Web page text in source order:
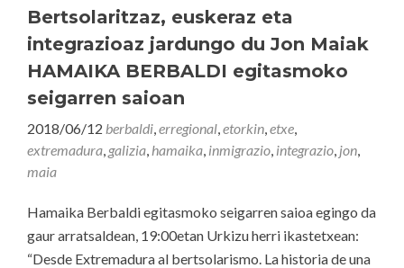
Bertsolaritzaz, euskeraz eta
integrazioaz jardungo du Jon Maiak
HAMAIKA BERBALDI egitasmoko
seigarren saioan
2018/06/12 berbaldi,erregional,etorkin,etxe,
extremadura, galizia, hamaika, inmigrazio, integrazio, jon,
maia
Hamaika Berbaldi egitasmoko seigarren saioa egingo da
gaur arratsaldean, 19:00etan Urkizu herri ikastetxean:
“Desde Extremadura al bertsolarismo. La historia de una